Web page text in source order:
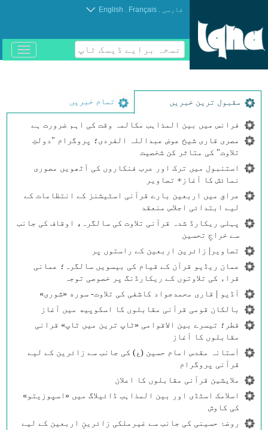
فارسی .
Français
.
English
نسخہ برایے ڈیسک ٹاپ
باز
و
مقبول ترین خبریں تمام خبریں
فرانس میں بین المذاہب مکالمہ وقت کی اہم ضرورت ہے
مصری قاری شیخ عوض عبداللہ الفردی؛ پروگرام "دولتِ
تلاوت" کی متاثر کن شخصیت
استنبول میں ترک اور عرب فنکاروں کی آٹھویں مصوری
نمائش کا آغاز+ تصاویر
عراق میں اربعین بارے قرآنی اسٹیشنز کے انتظامات کے
لیے ابتدائی اجلاس منعقد
پہلی ریکارڈ شدہ قرآنی تلاوت کی سالگرہ، اوقاف کی جانب
سے خراجِ تحسین
تصاویر| زائرین اربعین کے راستوں پر
عمان ریڈیو قرآن کے قیام کی بیسویں سالگرہ؛ عمانی
قراء کی تلاوتوں کے ریکارڈنگ پر خصوصی توجہ
آڈیو | قاری محمدجواد کاشفی کی تلاوت- سوره‌‌ «شوری»
بالکان قومی قرآنی مقابلوں کا اسکوپیه میں آغاز
قطر؛ تیسرے بین الاقوامی «ٹاپ ترین میں ٹاپ» قرانی
مقابلوں کا آغاز
آستانہ مقدس امام حسین (ع) کی جانب سے زائرین کے لیے
قرآنی پروگرام
ملایشین قرآنی مقابلوں کا اعلان
اسلامک اسٹڈی اور بین المذاہب ڈائیلاگ میں «اسپوزیتو»
کی کاوش
روضۂ حسینی کی جانب سے غیرملکی زائرینِ اربعین کے لیے